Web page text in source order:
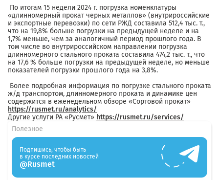
По итогам 15 недели 2024 г. погрузка номенклатуры
«длинномерный прокат черных металлов» (внутрироссийские
и экспортные перевозки) по сети РЖД составила 512,4 тыс. т.,
что на 19,8% больше погрузки на предыдущей неделе и на
1,7% меньше, чем за аналогичный период прошлого года. В
том числе во внутрироссийском направлении погрузка
длинномерного стального проката составила 474,2 тыс. т., что
на 17,6 % больше погрузки на предыдущей неделе, но меньше
показателей погрузки прошлого года на 3,8%.
Более подробная информация по погрузке стального проката
ж/д транспортом, длинномерного проката и динамике цен
содержится в еженедельном обзоре «Сортовой прокат»
https://rusmet.ru/analytics/
Другие услуги РА «Русмет» https://rusmet.ru/services/
Полезное
Подпишись, чтобы быть
в курсе последних новостей
@Rusmet